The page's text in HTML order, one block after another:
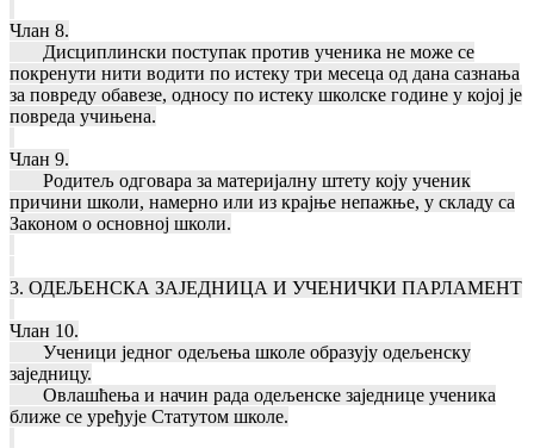
Члан 8.
Дисциплински поступак против ученика не може се
покренути нити водити по истеку три месеца од дана сазнања
за повреду обавезе, односу по истеку школске године у којој је
повреда учињена.
Члан 9.
Родитељ одговара за материјалну штету коју ученик
причини школи, намерно или из крајње непажње, у складу са
Законом о основној школи.
3. ОДЕЉЕНСКА ЗАЈЕДНИЦА И УЧЕНИЧКИ ПАРЛАМЕНТ
Члан 10.
Ученици једног одељења школе образују одељенску
заједницу.
Овлашћења и начин рада одељенске заједнице ученика
ближе се уређује Статутом школе.